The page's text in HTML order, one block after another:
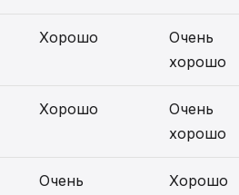
Хорошо
Очень
хорошо
Хорошо
Очень
хорошо
Очень
Хорошо